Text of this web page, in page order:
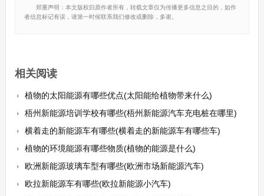
郑重声明：本文版权归原作者所有，转载文章仅为传播更多信息之目的，如作
者信息标记有误，请第一时候联系我们修改或删除，多谢。
相关阅读
植物的太阳能源有哪些优点(太阳能给植物带来什么)
梧州新能源培训学校有哪些(梧州新能源汽车充电桩在哪里)
横着走的新能源车有哪些(横着走的新能源车有哪些车)
植物的环境能源有哪些物质(植物的能源是什么)
欧洲新能源玻璃车型有哪些(欧洲市场新能源汽车)
欧拉新能源车有哪些(欧拉新能源小汽车)